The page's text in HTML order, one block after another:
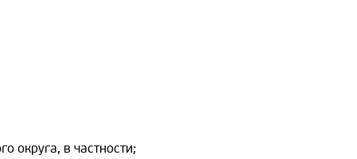
округа, в частности;